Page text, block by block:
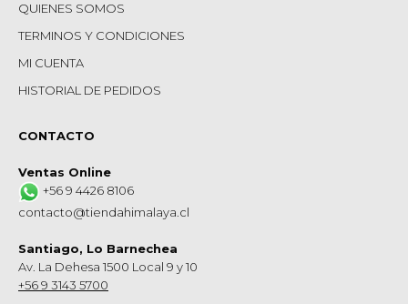
QUIENES SOMOS
TERMINOS Y CONDICIONES
MI CUENTA
HISTORIAL DE PEDIDOS
CONTACTO
Ventas Online
+56 9 4426 8106
contacto@tiendahimalaya.cl
Santiago, Lo Barnechea
Av. La Dehesa 1500 Local 9 y 10
+56 9 3143 5700